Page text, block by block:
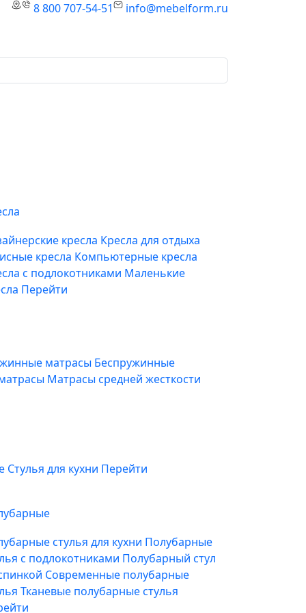
8 800 707-54-51 info@mebelform.ru
кресла Кресла для отдыха
кресла Компьютерные кресла
с подлокотниками Маленькие
Перейти
матрасы Беспружинные
Матрасы средней жесткости
Стулья для кухни Перейти
стулья для кухни Полубарные
с подлокотниками Полубарный стул
Современные полубарные
Тканевые полубарные стулья